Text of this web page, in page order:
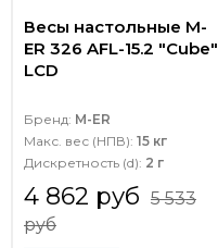
Весы настольные M-
ER 326 AFL-15.2 "Cube"
LCD
Бренд: M-ER
Макс. вес (НПВ): 15 кг
Дискретность (d): 2 г
4 862 руб 5 533
руб